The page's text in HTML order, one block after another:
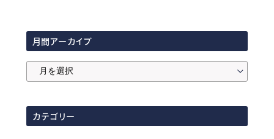
月間アーカイブ
ア
ー
カテゴリー